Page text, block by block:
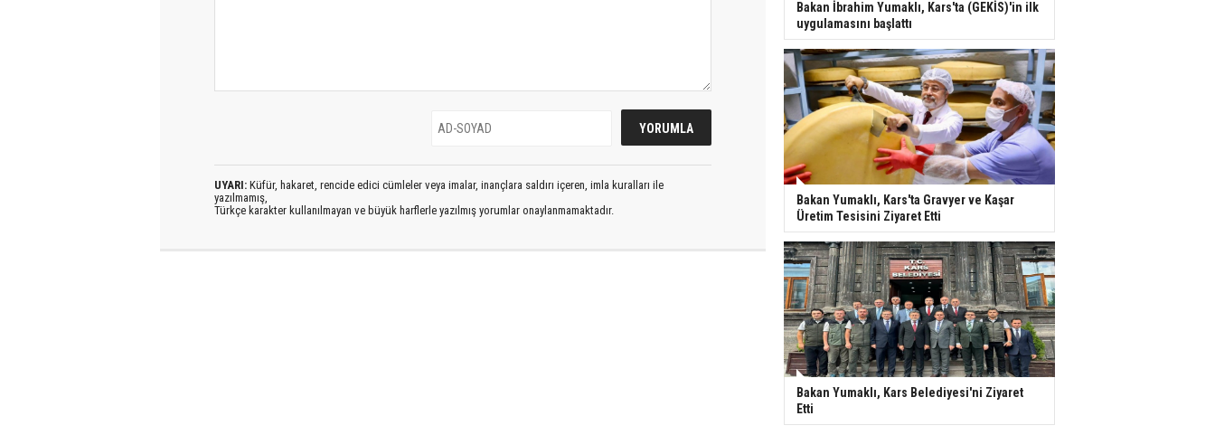
UYARI: Küfür, hakaret, rencide edici cümleler veya imalar, inançlara saldırı içeren, imla kuralları ile
yazılmamış,
Türkçe karakter kullanılmayan ve büyük harflerle yazılmış yorumlar onaylanmamaktadır.
Bakan İbrahim Yumaklı, Kars'ta (GEKİS)'in ilk
uygulamasını başlattı
Bakan Yumaklı, Kars'ta Gravyer ve Kaşar
Üretim Tesisini Ziyaret Etti
Bakan Yumaklı, Kars Belediyesi'ni Ziyaret
Etti